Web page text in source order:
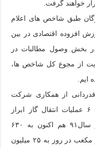
طبق شاخص های اعلام
ارزش افزوده اقتصادی در بین
بخش وصول مطالبات در
در نهایت از مجوع کل شاخص ها،
از همکاری شرکت
پالایشگاه گاز سرخون و قشم و منطقه ۶ عملیات انتقال گاز ابراز
داشت: خطوط گاز از ۱۷۰ کیلومتر در سال۹۱ هم اکنون به ۶۳۰
کیلومتر و فروش گاز نیز از ۸ میلیون متر مکعب در روز به ۲۵ میلیون